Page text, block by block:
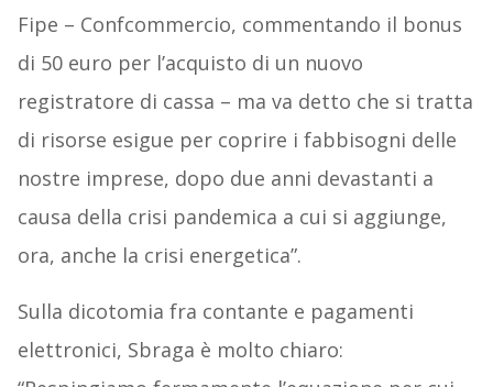
Fipe – Confcommercio, commentando il bonus
di 50 euro per l’acquisto di un nuovo
registratore di cassa – ma va detto che si tratta
di risorse esigue per coprire i fabbisogni delle
nostre imprese, dopo due anni devastanti a
causa della crisi pandemica a cui si aggiunge,
ora, anche la crisi energetica”.
Sulla dicotomia fra contante e pagamenti
elettronici, Sbraga è molto chiaro: